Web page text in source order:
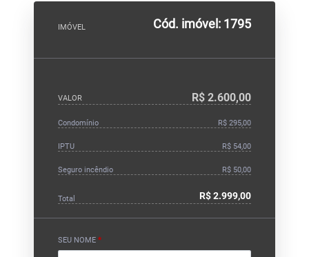
IMÓVEL Cód. imóvel: 1795
VALOR R$ 2.600,00
Condomínio R$ 295,00
IPTU R$ 54,00
Seguro incêndio R$ 50,00
Total R$ 2.999,00
SEU NOME *